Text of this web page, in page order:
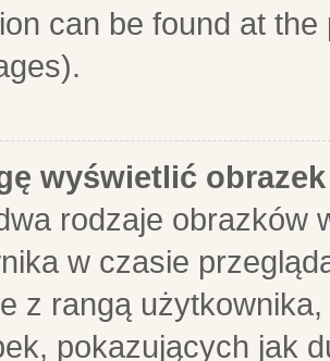
can be found at
wyświetlić
rodzaje obrazków
w czasie
z rangą
pokazujących jak